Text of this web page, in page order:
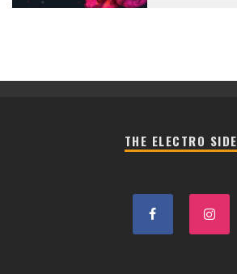
THE ELECTRO SIDE